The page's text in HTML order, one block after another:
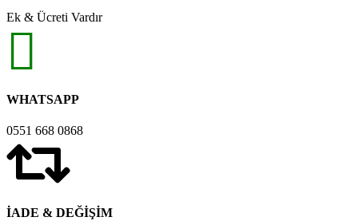
Ek & Ücreti Vardır
WHATSAPP
0551 668 0868
İADE & DEĞİŞİM